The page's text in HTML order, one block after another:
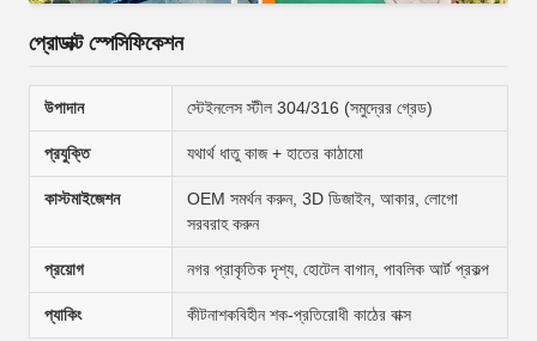
প্রোডাক্ট স্পেসিফিকেশন
উপাদান স্টেইনলেস স্টীল 304/316 (সমুদ্রের গ্রেড)
প্রযুক্তি যথার্থ ধাতু কাজ + হাতের কাঠামো
কাস্টমাইজেশন
OEM সমর্থন করুন, 3D ডিজাইন, আকার, লোগো
সরবরাহ করুন
প্রয়োগ নগর প্রাকৃতিক দৃশ্য, হোটেল বাগান, পাবলিক আর্ট প্রকল্প
প্যাকিং কীটনাশকবিহীন শক-প্রতিরোধী কাঠের বাক্স